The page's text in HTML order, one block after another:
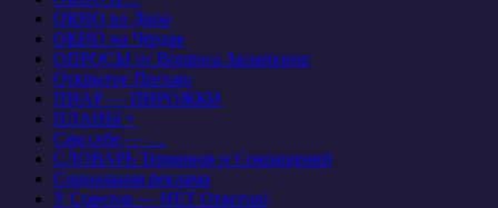
ОКНО во Двор
ОКНО на Чердак
ОПРОСЫ от Вопроса Засыпкина
Открытое Письмо
ПИАР — ПИРОЖКИ
ПЛАНЫ +
Сам себе — …
СЛОВАРЬ Терминов и Сокращений
Социальная реклама
У Советов — НЕТ Ответов!